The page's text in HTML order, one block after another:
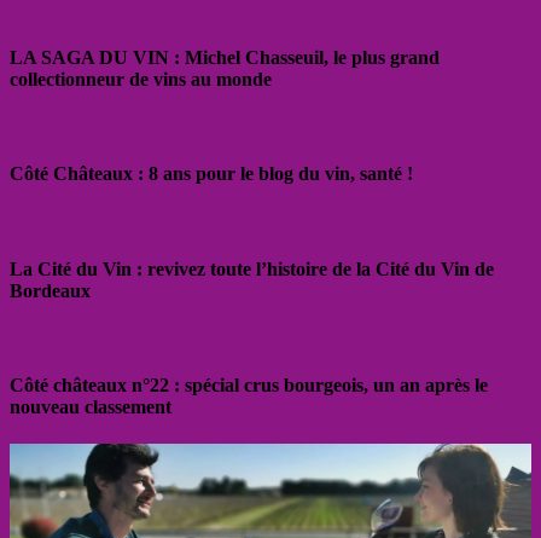
LA SAGA DU VIN : Michel Chasseuil, le plus grand
collectionneur de vins au monde
Côté Châteaux : 8 ans pour le blog du vin, santé !
La Cité du Vin : revivez toute l’histoire de la Cité du Vin de
Bordeaux
Côté châteaux n°22 : spécial crus bourgeois, un an après le
nouveau classement